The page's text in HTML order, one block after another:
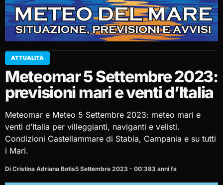
ATTUALITÀ
Meteomar 5 Settembre 2023:
previsioni mari e venti d’Italia
Meteomar e Meteo 5 Settembre 2023: meteo mari e
venti d’Italia per villeggianti, naviganti e velisti.
Condizioni Castellammare di Stabia, Campania e su tutti
i Mari.
Di Cristina Adriana Botis5 Settembre 2023 - 00:383 anni fa